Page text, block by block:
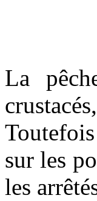
La
sur les
les